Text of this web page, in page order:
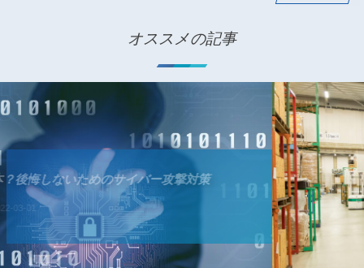
オススメの記事
IT導入補助金の業務プロセスの概要 P-06 卸売業の業種特化型
ソフトウェアとは
デジタル化・AI導入補助金（旧IT導入補助金）の業務プロセス 2021-04-04